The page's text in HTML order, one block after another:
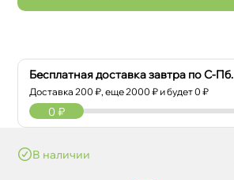
Бесплатная доставка завтра по С-Пб.
Доставка200 ₽, еще2000 ₽ и будет 0 ₽
0 ₽
наличии